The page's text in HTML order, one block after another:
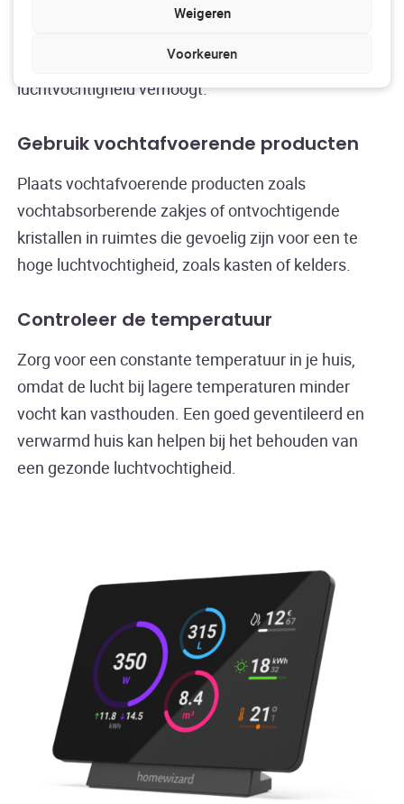
Weigeren
Voorkeuren
vooral in kelders en badkamers. Repareer
dat overtollig vocht zich ophoopt en de
luchtvochtigheid verhoogt.
Gebruik vochtafvoerende producten
Plaats vochtafvoerende producten zoals
vochtabsorberende zakjes of ontvochtigende
kristallen in ruimtes die gevoelig zijn voor een te
hoge luchtvochtigheid, zoals kasten of kelders.
Controleer de temperatuur
Zorg voor een constante temperatuur in je huis,
omdat de lucht bij lagere temperaturen minder
vocht kan vasthouden. Een goed geventileerd en
verwarmd huis kan helpen bij het behouden van
een gezonde luchtvochtigheid.